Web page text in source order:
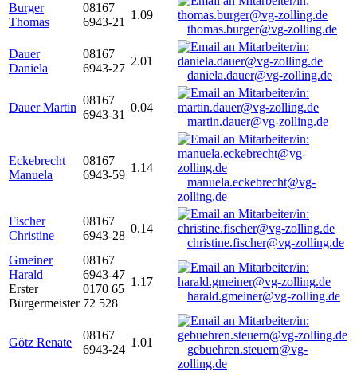
Burger
Thomas
08167
6943-21
1.09
thomas.burger@vg-zolling.de
Dauer
Daniela
08167
6943-27
2.01
daniela.dauer@vg-zolling.de
Dauer Martin
08167
6943-31
0.04
martin.dauer@vg-zolling.de
Eckebrecht
Manuela
08167
6943-59
1.14
manuela.eckebrecht@vg-
zolling.de
Fischer
Christine
08167
6943-28
0.14
christine.fischer@vg-zolling.de
Gmeiner
Harald
Erster
Bürgermeister
08167
6943-47
0170 65
72 528
1.17
harald.gmeiner@vg-zolling.de
Götz Renate
08167
6943-24
1.01
gebuehren.steuern@vg-
zolling.de